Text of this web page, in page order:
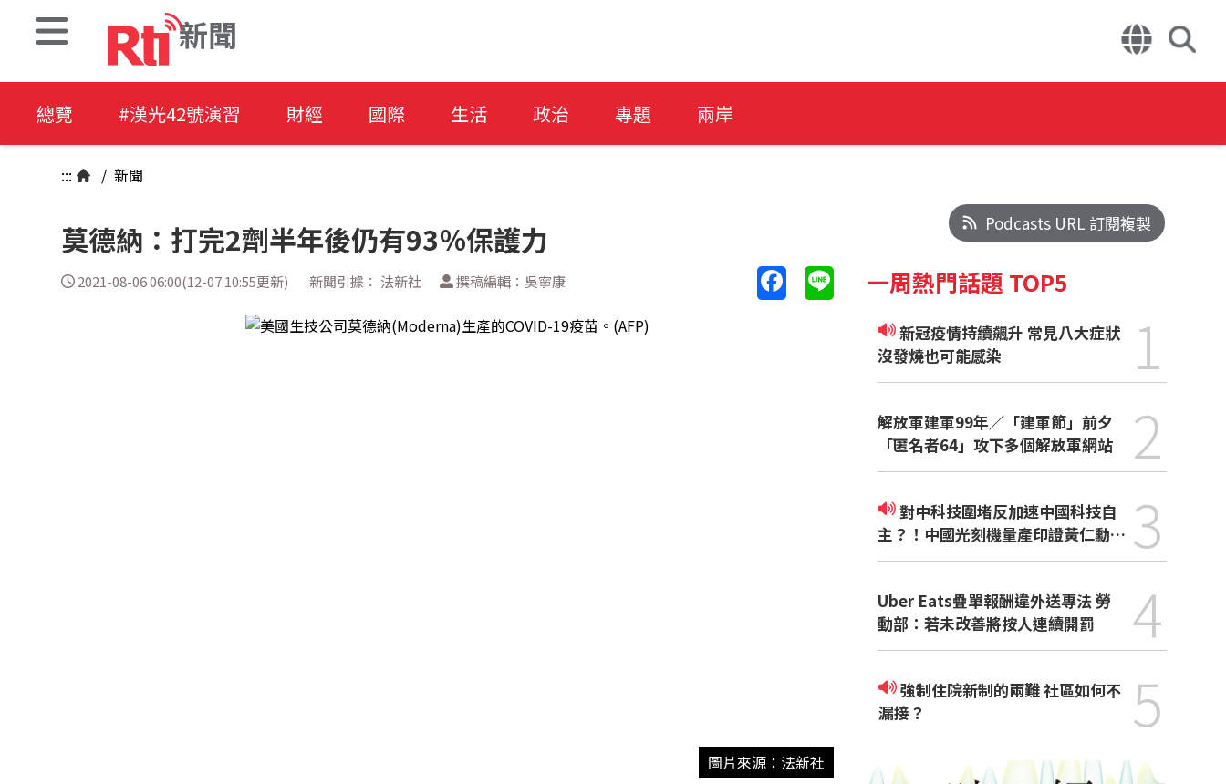
新聞
總覽 #漢光42號演習 財經 國際 生活 政治 專題 兩岸
::: / 新聞
莫德納：打完2劑半年後仍有93％保護力
2021-08-06 06:00(12-07 10:55更新) 新聞引據： 法新社 撰稿編輯：吳寧康
圖片來源：法新社
Podcasts URL 訂閱複製
一周熱門話題 TOP5
新冠疫情持續飆升 常見八大症狀
沒發燒也可能感染
1
解放軍建軍99年／「建軍節」前夕
「匿名者64」攻下多個解放軍網站
2
對中科技圍堵反加速中國科技自
主？！中國光刻機量產印證黃仁勳觀
點
3
Uber Eats疊單報酬違外送專法 勞
動部：若未改善將按人連續開罰
4
強制住院新制的兩難 社區如何不
漏接？
5